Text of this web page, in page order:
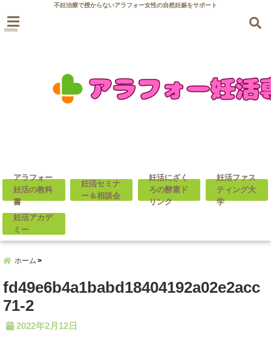
不妊治療で授からないアラフォー女性の自然妊娠をサポート
menu
アラフォー
妊活の教科
書
妊活セミナ
ー＆相談会
妊活にざく
ろの酵素ド
リンク
妊活ファス
ティング大
学
妊活アカデ
ミー
ホーム
fd49e6b4a1babd18404192a02e2acc
71-2
2022年2月12日